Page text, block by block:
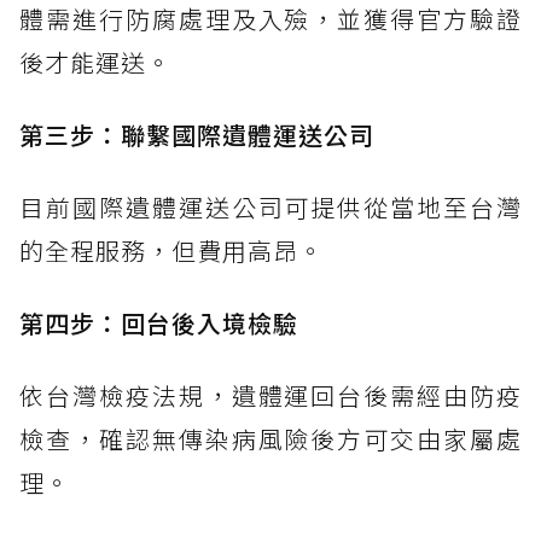
體需進行防腐處理及入殮，並獲得官方驗證
後才能運送。
第三步：聯繫國際遺體運送公司
目前國際遺體運送公司可提供從當地至台灣
的全程服務，但費用高昂。
第四步：回台後入境檢驗
依台灣檢疫法規，遺體運回台後需經由防疫
檢查，確認無傳染病風險後方可交由家屬處
理。